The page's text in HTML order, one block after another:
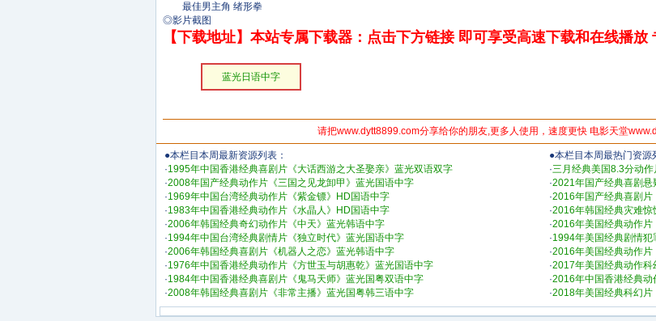
最佳男主角 绪形拳
◎影片截图
【下载地址】本站专属下载器：点击下方链接 即可享受高速下载和在线播放
蓝光日语中字
请把www.dytt8899.com分享给你的朋友,更多人使用，速度更快 电影天堂
●本栏目本周最新资源列表：
·1995年中国香港经典喜剧片《大话西游之大圣娶亲》蓝光双语双字
·2008年国产经典动作片《三国之见龙卸甲》蓝光国语中字
·1969年中国台湾经典动作片《紫金镖》HD国语中字
·1983年中国香港经典动作片《水晶人》HD国语中字
·2006年韩国经典奇幻动作片《中天》蓝光韩语中字
·1994年中国台湾经典剧情片《独立时代》蓝光国语中字
·2006年韩国经典喜剧片《机器人之恋》蓝光韩语中字
·1976年中国香港经典动作片《方世玉与胡惠乾》蓝光国语中字
·1984年中国香港经典喜剧片《鬼马天师》蓝光国粤双语中字
·2008年韩国经典喜剧片《非常主播》蓝光国粤韩三语中字
●本栏目本周最热门资源
·三月经典美国8.3分动
·2021年国产经典喜剧
·2016年国产经典喜剧
·2016年韩国经典灾难
·2016年美国经典动作
·1994年美国经典剧情
·2016年美国经典动作
·2017年美国经典动作
·2016年中国香港经典
·2018年美国经典科幻